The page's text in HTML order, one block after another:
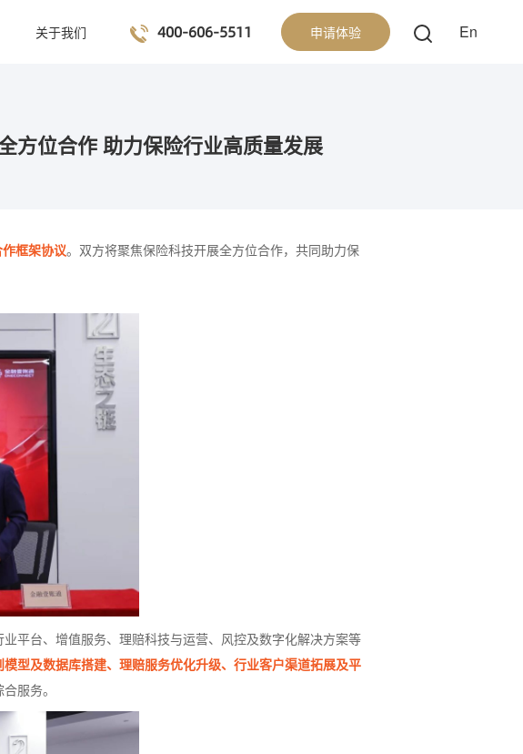
关于我们 400-606-5511 申请体验 En
方位合作 助力保险行业高质量发展
框架协议。双方将聚焦保险科技开展全方位合作，共同助力保
平台、增值服务、 理赔科技与运营、风控及数字化解决方案等
型及数据库搭建、理赔服务优化升级、行业客户渠道拓展及平
服务。